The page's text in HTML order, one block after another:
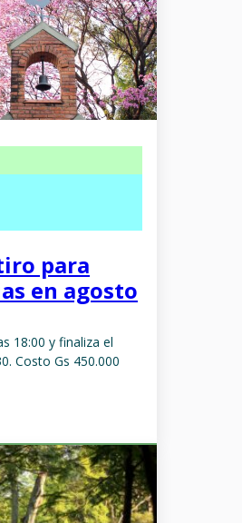
para
en agosto
18:00 y finaliza el
Costo Gs 450.000